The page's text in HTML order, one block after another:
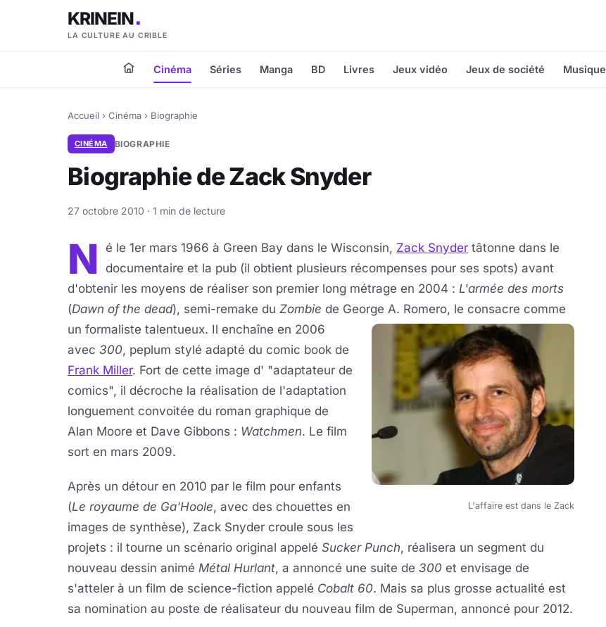
KRINEIN
LA CULTURE AU CRIBLE
Cinéma Séries Manga BD Livres Jeux vidéo Jeux de société Musique
Accueil › Cinéma › Biographie
CINÉMA BIOGRAPHIE
Biographie de Zack Snyder
27 octobre 2010 · 1 min de lecture
N é le 1er mars 1966 à Green Bay dans le Wisconsin, Zack Snyder tâtonne dans le
documentaire et la pub (il obtient plusieurs récompenses pour ses spots) avant
d'obtenir les moyens de réaliser son premier long métrage en 2004 : L'armée des morts
(Dawn of the dead), semi-remake du Zombie de George
L'affaire est dans le Zack
A. Romero, le consacre comme
un formaliste talentueux. Il enchaîne en 2006
avec 300, peplum stylé adapté du comic book de
Frank Miller. Fort de cette image d' "adaptateur de
comics", il décroche la réalisation de l'adaptation
longuement convoitée du roman graphique de
Alan Moore et Dave Gibbons : Watchmen. Le film
sort en mars 2009.
Après un détour en 2010 par le film pour enfants
(Le royaume de Ga'Hoole, avec des chouettes en
images de synthèse), Zack Snyder croule sous les
projets : il tourne un scénario original appelé Sucker Punch, réalisera un segment du
nouveau dessin animé Métal Hurlant, a annoncé une suite de 300 et envisage de
s'atteler à un film de science-fiction appelé Cobalt 60. Mais sa plus grosse actualité est
sa nomination au poste de réalisateur du nouveau film de Superman, annoncé pour 2012.